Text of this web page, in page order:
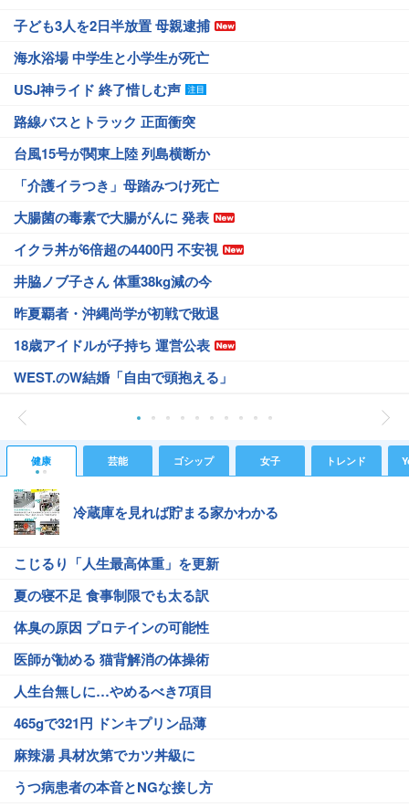
子ども3人を2日半放置 母親逮捕
海水浴場 中学生と小学生が死亡
USJ神ライド 終了惜しむ声
路線バスとトラック 正面衝突
台風15号が関東上陸 列島横断か
「介護イラつき」母踏みつけ死亡
大腸菌の毒素で大腸がんに 発表
イクラ丼が6倍超の4400円 不安視
井脇ノブ子さん 体重38kg減の今
昨夏覇者・沖縄尚学が初戦で敗退
18歳アイドルが子持ち 運営公表
WEST.のW結婚「自由で頭抱える」
健康 芸能 ゴシップ 女子 トレンド
冷蔵庫を見れば貯まる家かわかる
こじるり「人生最高体重」を更新
夏の寝不足 食事制限でも太る訳
体臭の原因 プロテインの可能性
医師が勧める 猫背解消の体操術
人生台無しに…やめるべき7項目
465gで321円 ドンキプリン品薄
麻辣湯 具材次第でカツ丼級に
うつ病患者の本音とNGな接し方